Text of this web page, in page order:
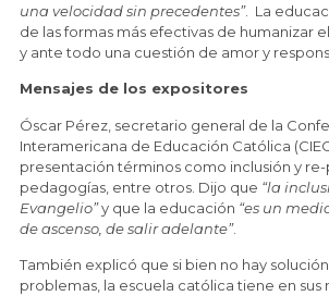
una velocidad sin precedentes”. La
de las formas más efectivas de humanizar
y ante todo una cuestión de amor y
Mensajes de los expositores
Óscar Pérez, secretario general de la
Interamericana de Educación Católica
presentación términos como inclusión y
pedagogías, entre otros. Dijo que “la
Evangelio”y que la educación “es un
de ascenso, de salir adelante”.
También explicó que si bien no hay
problemas, la escuela católica tiene en sus